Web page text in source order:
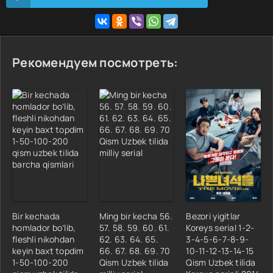
Рекомендуем посмотреть:
Bir kechada
homlador boʻlib,
fleshli nikohdan
keyin baxt topdim
1-50-100-200
Ming bir kecha 56.
57. 58. 59. 60. 61.
62. 63. 64. 65.
66. 67. 68. 69. 70
Qism Uzbek tilida
Bezori yigitlar
Koreys serial 1-2-
3-4-5-6-7-8-9-
10-11-12-13-14-15
Qism Uzbek tilida